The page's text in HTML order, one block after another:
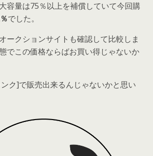
容量は75％以上を補償していて今回購
でした。
ークションサイトも確認して比較しま
でこの価格ならばお買い得じゃないか
ク]で販売出来るんじゃないかと思い